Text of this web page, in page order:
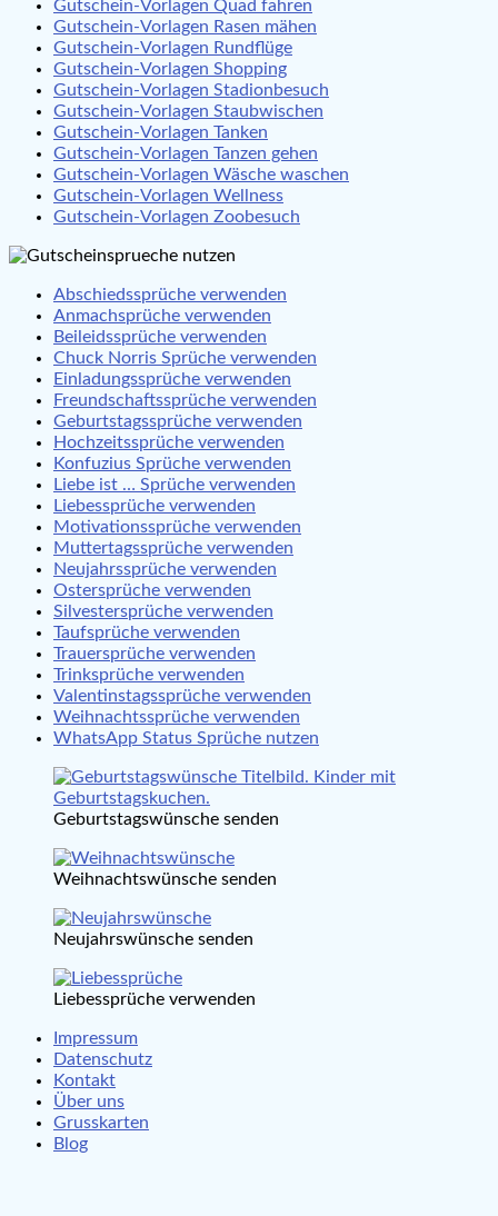
Gutschein-Vorlagen Quad fahren
Gutschein-Vorlagen Rasen mähen
Gutschein-Vorlagen Rundflüge
Gutschein-Vorlagen Shopping
Gutschein-Vorlagen Stadionbesuch
Gutschein-Vorlagen Staubwischen
Gutschein-Vorlagen Tanken
Gutschein-Vorlagen Tanzen gehen
Gutschein-Vorlagen Wäsche waschen
Gutschein-Vorlagen Wellness
Gutschein-Vorlagen Zoobesuch
Abschiedssprüche verwenden
Anmachsprüche verwenden
Beileidssprüche verwenden
Chuck Norris Sprüche verwenden
Einladungssprüche verwenden
Freundschaftssprüche verwenden
Geburtstagssprüche verwenden
Hochzeitssprüche verwenden
Konfuzius Sprüche verwenden
Liebe ist … Sprüche verwenden
Liebessprüche verwenden
Motivationssprüche verwenden
Muttertagssprüche verwenden
Neujahrssprüche verwenden
Ostersprüche verwenden
Silvestersprüche verwenden
Taufsprüche verwenden
Trauersprüche verwenden
Trinksprüche verwenden
Valentinstagssprüche verwenden
Weihnachtssprüche verwenden
WhatsApp Status Sprüche nutzen
Geburtstagswünsche senden
Weihnachtswünsche senden
Neujahrswünsche senden
Liebessprüche verwenden
Impressum
Datenschutz
Kontakt
Über uns
Grusskarten
Blog